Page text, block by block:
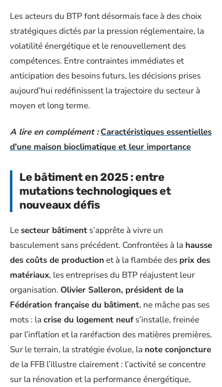
Les acteurs du BTP font désormais face à des choix
stratégiques dictés par la pression réglementaire, la
volatilité énergétique et le renouvellement des
compétences. Entre contraintes immédiates et
anticipation des besoins futurs, les décisions prises
aujourd’hui redéfinissent la trajectoire du secteur à
moyen et long terme.
A lire en complément : Caractéristiques essentielles
d'une maison bioclimatique et leur importance
Le bâtiment en 2025 : entre
mutations technologiques et
nouveaux défis
Le secteur bâtiment s’apprête à vivre un
basculement sans précédent. Confrontées à la hausse
des coûts de production et à la flambée des prix des
matériaux, les entreprises du BTP réajustent leur
organisation. Olivier Salleron, président de la
Fédération française du bâtiment, ne mâche pas ses
mots : la crise du logement neufs’installe, freinée
par l’inflation et la raréfaction des matières premières.
Sur le terrain, la stratégie évolue, la note conjoncture
de la FFB l’illustre clairement : l’activité se concentre
sur la rénovation et la performance énergétique,